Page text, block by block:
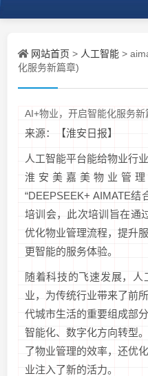
网站首页 > 人工智能 >
化服务新篇章)
AI+物业，开启智能化服务新
来源：【淮安日报】
人工智能平台能给物业行
淮安美嘉美物业管
“DEEPSEEK+ AIMATE
培训会，此次培训旨在通
优化物业管理流程，提升
更智能的服务体验。
随着科技的飞速发展，
业，为传统行业带来了前
代城市生活的重要组成部
智能化、数字化方向转型
了物业管理的效率，还优
业注入了新的活力。